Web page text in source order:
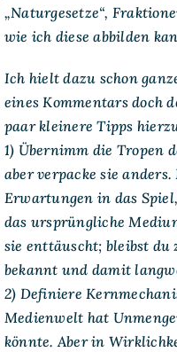
„Naturgesetze“,
wie ich diese abbilden
Ich hielt dazu schon
eines Kommentars doch
paar kleinere Tipps
1) Übernimm die Tropen
aber verpacke sie
Erwartungen in das
das ursprüngliche
sie enttäuscht; bleibst du
bekannt und damit
2) Definiere
Medienwelt hat
könnte. Aber in